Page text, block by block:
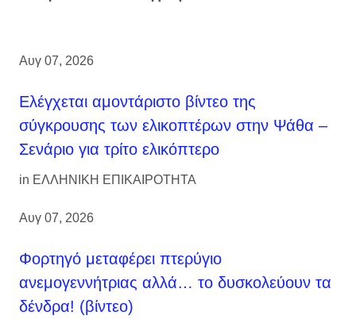
Αυγ 07, 2026
Ελέγχεται αμοντάριστο βίντεο της
σύγκρουσης των ελικοπτέρων στην Ψάθα –
Σενάριο για τρίτο ελικόπτερο
in ΕΛΛΗΝΙΚΗ ΕΠΙΚΑΙΡΟΤΗΤΑ
Αυγ 07, 2026
Φορτηγό μεταφέρει πτερύγιο
ανεμογεννήτριας αλλά… το δυσκολεύουν τα
δένδρα! (βίντεο)